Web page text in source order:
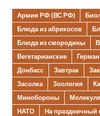
Армия РФ (ВС РФ)
Блюда из абрикосов
Блюда из смородины
Вегетарианские
Донбасс
Завтрак
Засолка
Зоология
Минобороны
НАТО
На праздничный